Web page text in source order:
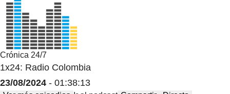
Crónica 24/7
1x24: Radio Colombia
23/08/2024 - 01:38:13